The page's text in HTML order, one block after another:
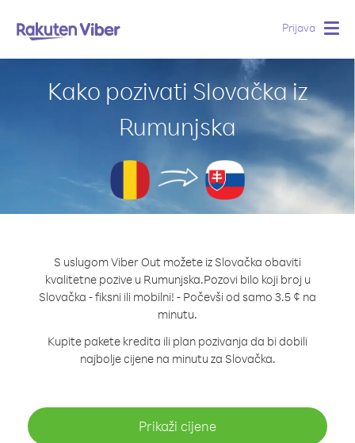
Prijava
Kako pozivati Slovačka iz
Rumunjska
S uslugom Viber Out možete iz Slovačka obaviti
kvalitetne pozive u Rumunjska.Pozovi bilo koji broj u
Slovačka - fiksni ili mobilni! - Počevši od samo 3.5 ¢ na
minutu.
Kupite pakete kredita ili plan pozivanja da bi dobili
najbolje cijene na minutu za Slovačka.
Prikaži cijene